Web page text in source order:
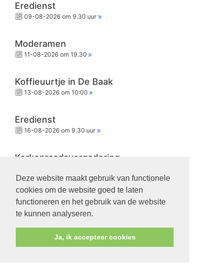
Deze website maakt gebruik van functionele
cookies om de website goed te laten
functioneren en het gebruik van de website
te kunnen analyseren.
Ja, ik accepteer cookies
Eredienst
09-08-2026 om 9.30 uur
Moderamen
11-08-2026 om 19.30
Koffieuurtje in De Baak
13-08-2026 om 10:00
Eredienst
16-08-2026 om 9.30 uur
Kerkenraadsvergadering
Eredienst
23-08-2026 om 9.30 uur